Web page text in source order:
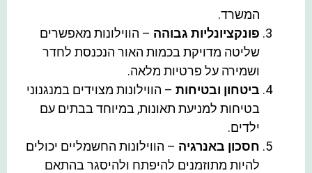
המשרד.
פונקציונליות גבוהה – הווילונות מאפשרים
שליטה מדויקת בכמות האור הנכנסת לחדר
ושמירה על פרטיות מלאה.
ביטחון ובטיחות – הווילונות מצוידים במנגנוני
בטיחות למניעת תאונות, במיוחד בבתים עם
ילדים.
חסכון באנרגיה – הווילונות החשמליים יכולים
להיות מתוזמנים להיפתח ולהיסגר בהתאם